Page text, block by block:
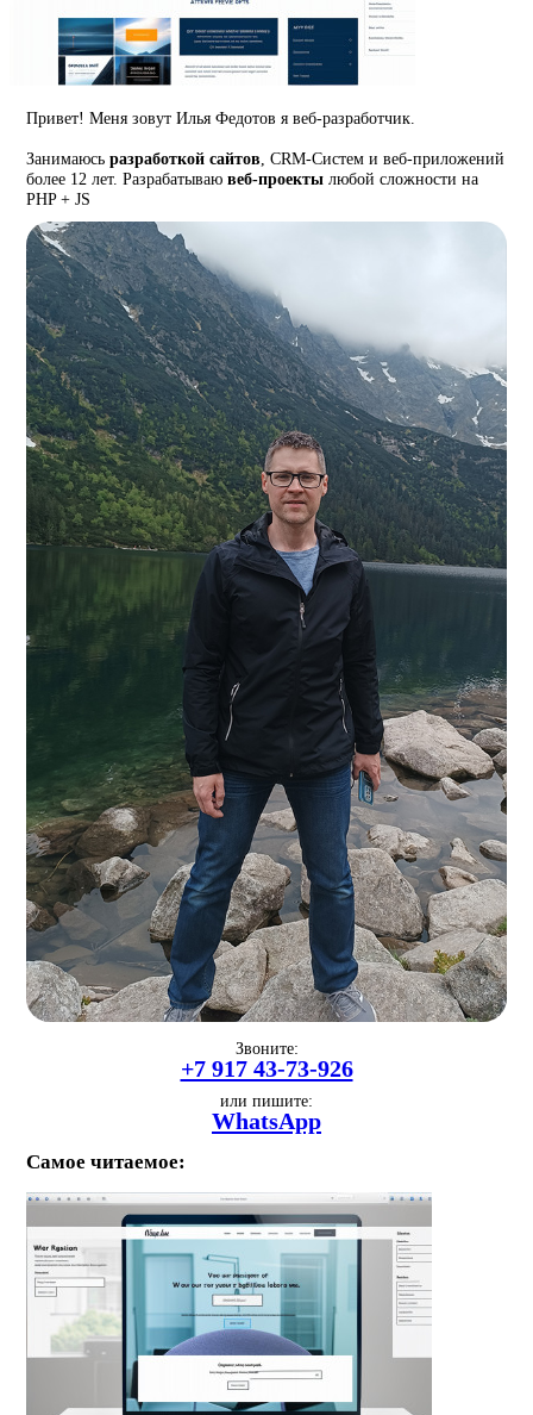
Привет! Меня зовут Илья Федотов я веб-разработчик.
Занимаюсьразработкой сайтов , CRM-Систем и веб-приложений
более 12 лет. Разрабатываювеб-проекты любой сложности на
PHP + JS
Звоните:
+7 917 43-73-926
или пишите:
WhatsApp
Самое читаемое: